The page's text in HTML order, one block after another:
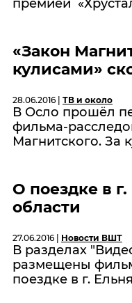
премией
«Закон
кулисами»
28.06.2016 | ТВ и около
В Осло прошёл
фильма-
Магнитского. За
О поездке в
области
27.06.2016 | Новости ВШТ
В разделах
размещены
поездке в г.